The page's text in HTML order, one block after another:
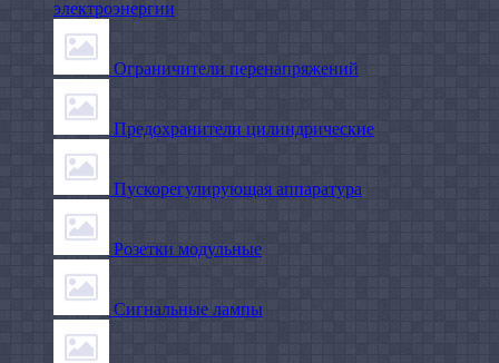
электроэнергии
Ограничители перенапряжений
Предохранители цилиндрические
Пускорегулирующая аппаратура
Розетки модульные
Сигнальные лампы